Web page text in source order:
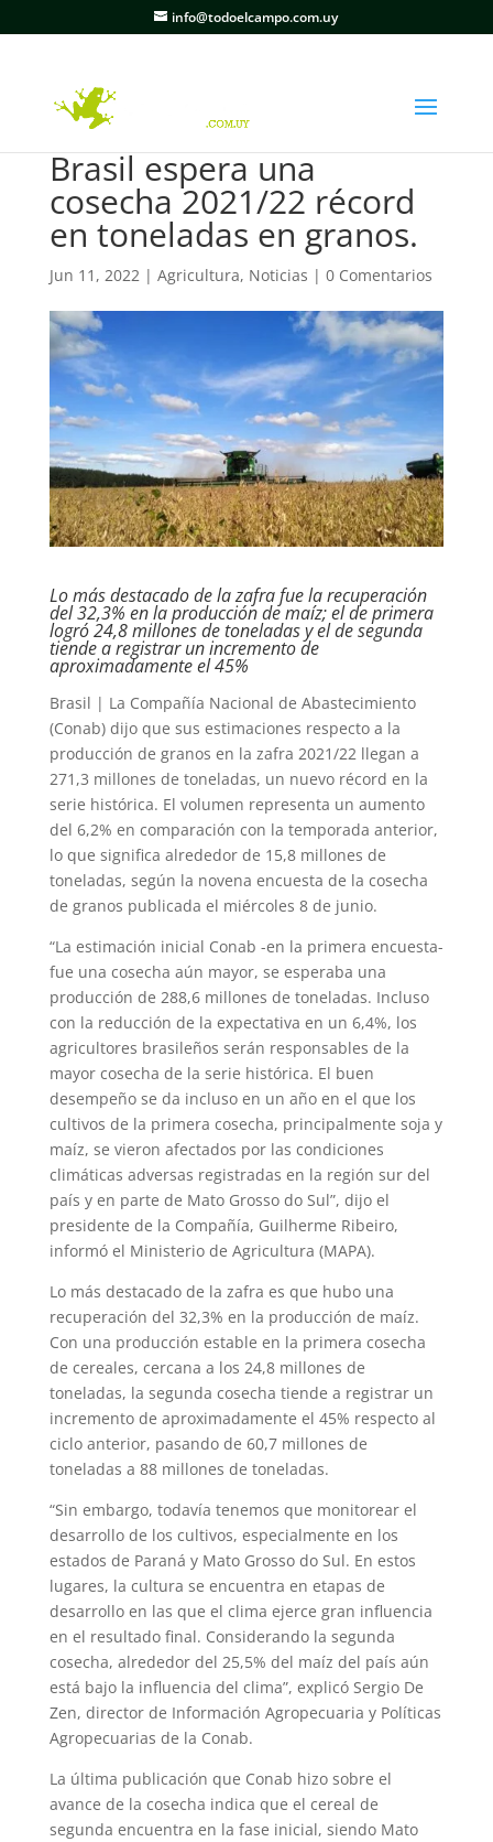
info@todoelcampo.com.uy
Brasil espera una
cosecha 2021/22 récord
en toneladas en granos.
Jun 11, 2022| Agricultura, Noticias | 0 Comentarios
Lo más destacado de la zafra fue la recuperación
del 32,3% en la producción de maíz; el de primera
logró 24,8 millones de toneladas y el de segunda
tiende a registrar un incremento de
aproximadamente el 45%
Brasil | La Compañía Nacional de Abastecimiento
(Conab) dijo que sus estimaciones respecto a la
producción de granos en la zafra 2021/22 llegan a
271,3 millones de toneladas, un nuevo récord en la
serie histórica. El volumen representa un aumento
del 6,2% en comparación con la temporada anterior,
lo que significa alrededor de 15,8 millones de
toneladas, según la novena encuesta de la cosecha
de granos publicada el miércoles 8 de junio.
“La estimación inicial Conab -en la primera encuesta-
fue una cosecha aún mayor, se esperaba una
producción de 288,6 millones de toneladas. Incluso
con la reducción de la expectativa en un 6,4%, los
agricultores brasileños serán responsables de la
mayor cosecha de la serie histórica. El buen
desempeño se da incluso en un año en el que los
cultivos de la primera cosecha, principalmente soja y
maíz, se vieron afectados por las condiciones
climáticas adversas registradas en la región sur del
país y en parte de Mato Grosso do Sul”, dijo el
presidente de la Compañía, Guilherme Ribeiro,
informó el Ministerio de Agricultura (MAPA).
Lo más destacado de la zafra es que hubo una
recuperación del 32,3% en la producción de maíz.
Con una producción estable en la primera cosecha
de cereales, cercana a los 24,8 millones de
toneladas, la segunda cosecha tiende a registrar un
incremento de aproximadamente el 45% respecto al
ciclo anterior, pasando de 60,7 millones de
toneladas a 88 millones de toneladas.
“Sin embargo, todavía tenemos que monitorear el
desarrollo de los cultivos, especialmente en los
estados de Paraná y Mato Grosso do Sul. En estos
lugares, la cultura se encuentra en etapas de
desarrollo en las que el clima ejerce gran influencia
en el resultado final. Considerando la segunda
cosecha, alrededor del 25,5% del maíz del país aún
está bajo la influencia del clima”, explicó Sergio De
Zen, director de Información Agropecuaria y Políticas
Agropecuarias de la Conab.
La última publicación que Conab hizo sobre el
avance de la cosecha indica que el cereal de
segunda encuentra en la fase inicial, siendo Mato